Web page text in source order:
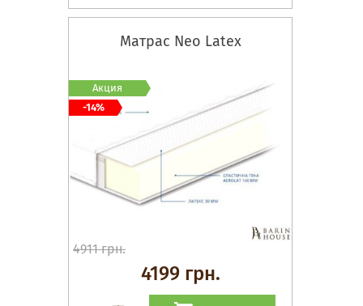
Матрас Neo Latex
4911 грн.
4199 грн.
Акция
-14%